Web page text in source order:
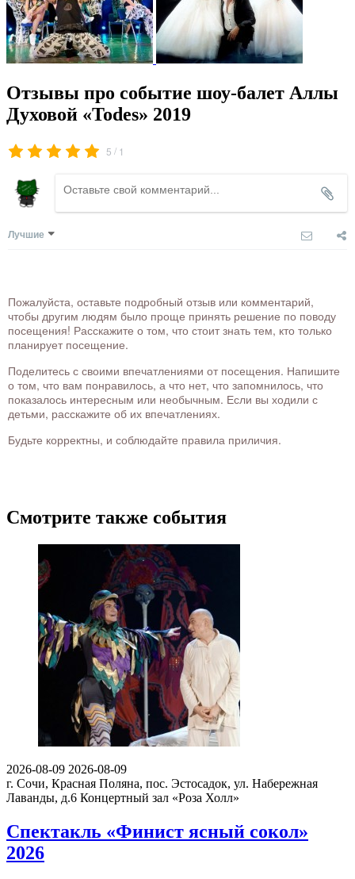
Отзывы про событие шоу-балет Аллы
Духовой «Todes» 2019
5 / 1
Лучшие
Пожалуйста, оставьте подробный отзыв или комментарий,
чтобы другим людям было проще принять решение по поводу
посещения! Расскажите о том, что стоит знать тем, кто только
планирует посещение.
Поделитесь с своими впечатлениями от посещения. Напишите
о том, что вам понравилось, а что нет, что запомнилось, что
показалось интересным или необычным. Если вы ходили с
детьми, расскажите об их впечатлениях.
Будьте корректны, и соблюдайте правила приличия.
Смотрите также события
2026-08-09 2026-08-09
г. Сочи, Красная Поляна, пос. Эстосадок, ул. Набережная
Лаванды, д.6 Концертный зал «Роза Холл»
Спектакль «Финист ясный сокол»
2026